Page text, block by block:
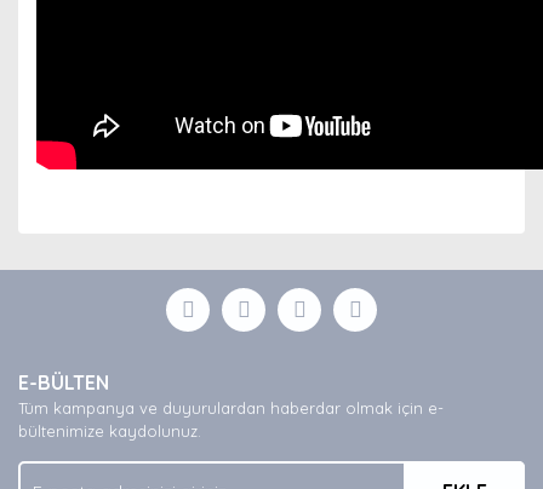
Yorum Yaz
formunu kullanarak tarafımıza iletebilirsiniz.
Görüş ve önerileriniz için teşekkür ederiz.
Ürün açıklamasında eksik bilgiler bulunuyor.
Ürün bilgilerinde hatalar bulunuyor.
Ürün fiyatı diğer sitelerden daha pahalı.
E-BÜLTEN
Tüm kampanya ve duyurulardan haberdar olmak için e-
bültenimize kaydolunuz.